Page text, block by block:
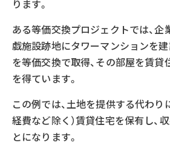
ります。
ある等価交換プロジェクトでは、
戯施設跡地にタワーマンションを建
を等価交換で取得、その部屋を賃
を得ています。
この例では、土地を提供する代わり
経費など除く）賃貸住宅を保有し、
とになります。